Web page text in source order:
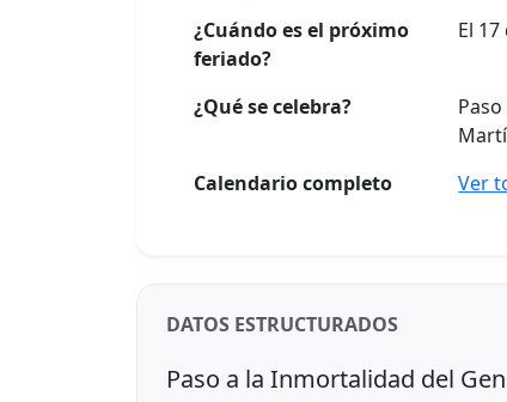
¿Cuándo es el próximo
feriado?
El
¿Qué se celebra?
Calendario completo
Ver
DATOS ESTRUCTURADOS
Paso a la Inmortalidad del